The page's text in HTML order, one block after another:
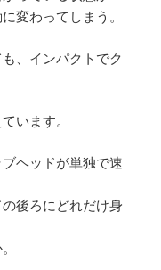
変わってしまう。
、インパクトでク
います。
ヘッドが単独で速
後ろにどれだけ身